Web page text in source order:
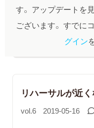
す。 アップデートを
ございます。 すでに
グイン
リハーサルが近く
vol.6 2019-05-16